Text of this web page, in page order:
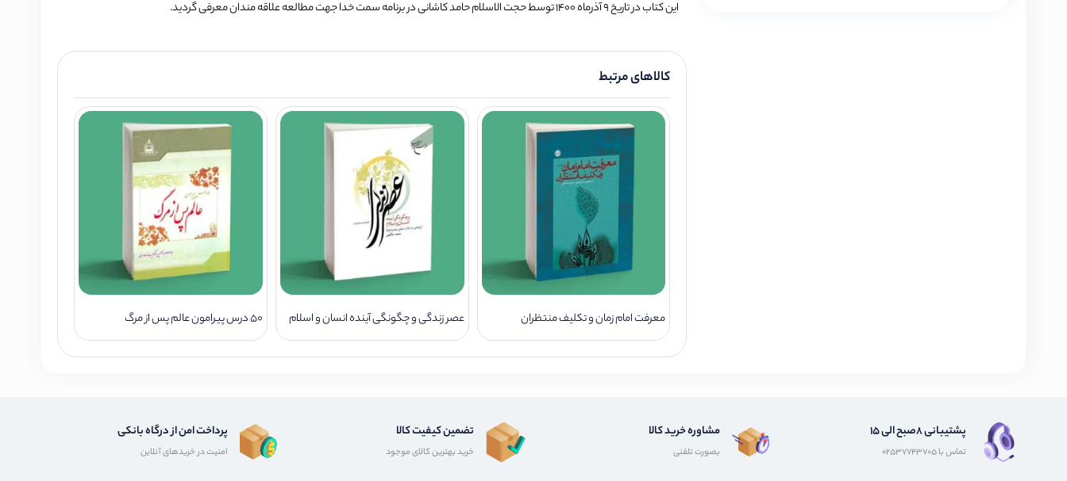
این کتاب در تاریخ 9 آذرماه 1400 توسط حجت الاسلام حامد کاشانی در برنامه سمت خدا جهت مطالعه علاقه مندان معرفی گردید.
کالاهای مرتبط
معرفت امام زمان و تکلیف منتظران عصر زندگی و چگونگی آینده انسان و اسلام 50 درس پیرامون عالم پس از مرگ
پشتیبانی 8صبح الی 15
تماس با 02537743705
مشاوره خرید کالا
بصورت تلفنی
تضمین کیفیت کالا
خرید بهترین کالای موجود
پرداخت امن از درگاه بانکی
امنیت در خریدهای آنلاین